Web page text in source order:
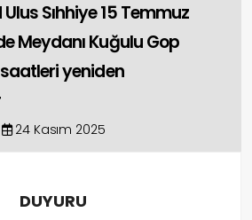
Sıhhiye 15 Temmuz
Meydanı Kuğulu Gop
yeniden
24 Kasım 2025
DUYURU